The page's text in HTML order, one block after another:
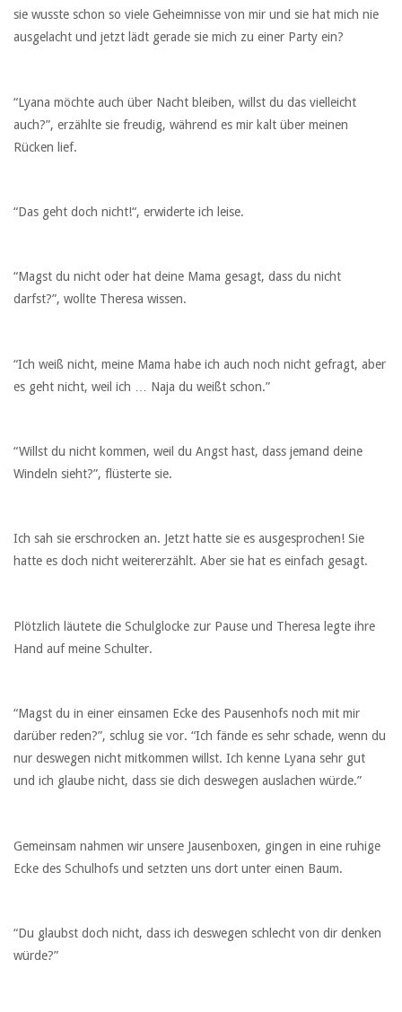
sie wusste schon so viele Geheimnisse von mir und sie hat mich nie
ausgelacht und jetzt lädt gerade sie mich zu einer Party ein?
“Lyana möchte auch über Nacht bleiben, willst du das vielleicht
auch?”, erzählte sie freudig, während es mir kalt über meinen
Rücken lief.
“Das geht doch nicht!“, erwiderte ich leise.
“Magst du nicht oder hat deine Mama gesagt, dass du nicht
darfst?”, wollte Theresa wissen.
“Ich weiß nicht, meine Mama habe ich auch noch nicht gefragt, aber
es geht nicht, weil ich … Naja du weißt schon.”
“Willst du nicht kommen, weil du Angst hast, dass jemand deine
Windeln sieht?”, flüsterte sie.
Ich sah sie erschrocken an. Jetzt hatte sie es ausgesprochen! Sie
hatte es doch nicht weitererzählt. Aber sie hat es einfach gesagt.
Plötzlich läutete die Schulglocke zur Pause und Theresa legte ihre
Hand auf meine Schulter.
“Magst du in einer einsamen Ecke des Pausenhofs noch mit mir
darüber reden?”, schlug sie vor. “Ich fände es sehr schade, wenn du
nur deswegen nicht mitkommen willst. Ich kenne Lyana sehr gut
und ich glaube nicht, dass sie dich deswegen auslachen würde.”
Gemeinsam nahmen wir unsere Jausenboxen, gingen in eine ruhige
Ecke des Schulhofs und setzten uns dort unter einen Baum.
“Du glaubst doch nicht, dass ich deswegen schlecht von dir denken
würde?”